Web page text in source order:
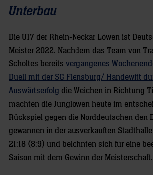
Unterbau
Die U17 der Rhein-Neckar Löwen ist
Meister 2022. Nachdem das Team von
Scholtes bereits vergangenes
Duell mit der SG Flensburg/ Handewitt
Auswärtserfolg die Weichen in Richtung
machten die Junglöwen heute im
Rückspiel gegen die Norddeutschen den
gewannen in der ausverkauften
21:18 (8:9) und belohnten sich für eine
Saison mit dem Gewinn der Meisterschaft.